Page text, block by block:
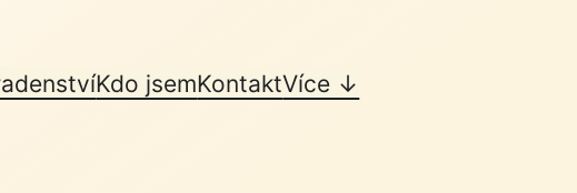
Kdo jsemKontaktVíce ↓